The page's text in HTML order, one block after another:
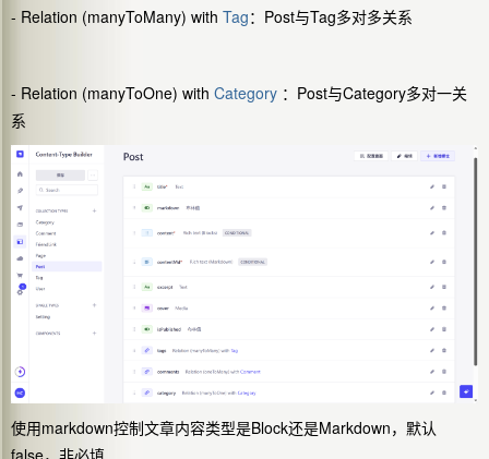
- Relation (manyToMany) with Tag：Post与Tag多对多关系
- Relation (manyToOne) with Category ：Post与Category多对一关
系
使用markdown控制文章内容类型是Block还是Markdown，默认